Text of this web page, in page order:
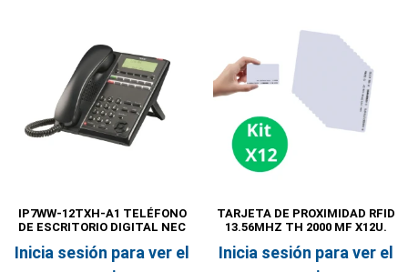
IP7WW-12TXH-A1 TELÉFONO
DE ESCRITORIO DIGITAL NEC
Inicia sesión para ver el
TARJETA DE PROXIMIDAD RFID
13.56MHZ TH 2000 MF X12U.
Inicia sesión para ver el